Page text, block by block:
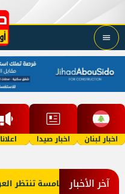
اخبار لبنان اخبار صيدا
آخر الأخبار
في الخامسة تنتظر العودة